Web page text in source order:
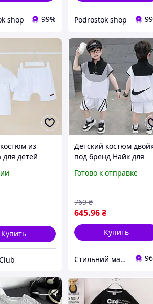
shop 99% Podrostok shop
из
для детей
116
Купить
Детский костюм
под бренд Найк для
спортивный летний
черно-белый
Готово к отправке
645.96₴
769 ₴
Купить
Стильний малюк